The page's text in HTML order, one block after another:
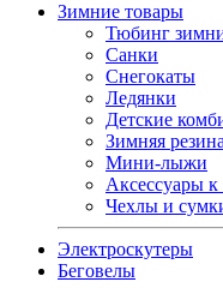
Зимние товары
Тюбинг
Санки
Снегокаты
Ледянки
Детские
Зимняя резина
Мини-лыжи
Аксессуары к
Чехлы и
Электроскутеры
Беговелы